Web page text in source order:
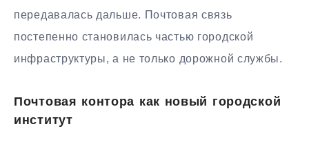
передавалась дальше. Почтовая связь
постепенно становилась частью городской
инфраструктуры, а не только дорожной службы.
Почтовая контора как новый городской
институт